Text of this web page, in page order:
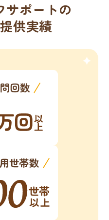
サポートの
供実績